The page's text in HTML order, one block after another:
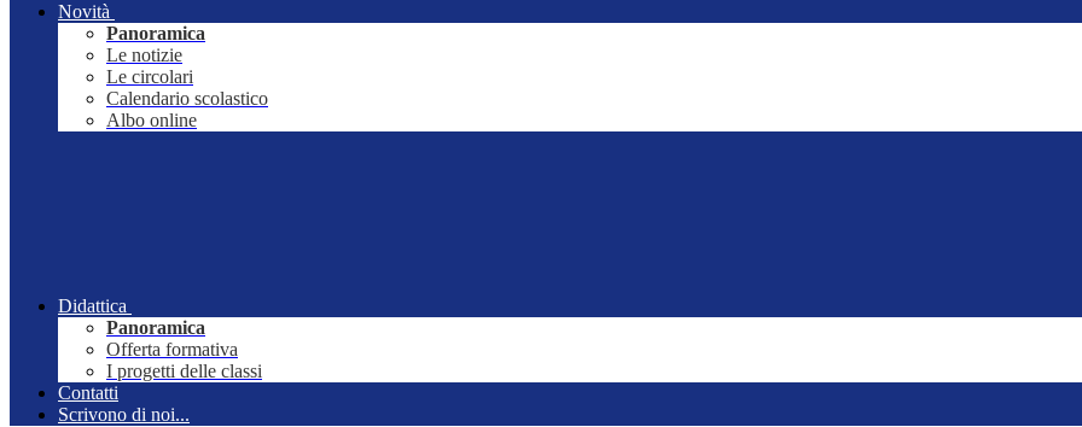
Novità
Panoramica
Le notizie
Le circolari
Calendario scolastico
Albo online
Didattica
Panoramica
Offerta formativa
I progetti delle classi
Contatti
Scrivono di noi...